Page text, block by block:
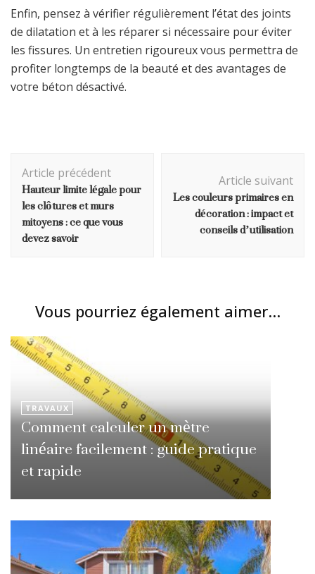
Enfin, pensez à vérifier régulièrement l’état des joints
de dilatation et à les réparer si nécessaire pour éviter
les fissures. Un entretien rigoureux vous permettra de
profiter longtemps de la beauté et des avantages de
votre béton désactivé.
d'article
Article précédent
Hauteur limite légale pour
les clôtures et murs
mitoyens : ce que vous
devez savoir
Article suivant
Les couleurs primaires en
décoration : impact et
conseils d’utilisation
Vous pourriez également aimer...
TRAVAUX
Comment calculer un mètre
linéaire facilement : guide pratique
et rapide